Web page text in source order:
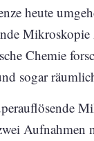
heute
Chemie
sogar
Aufnahmen